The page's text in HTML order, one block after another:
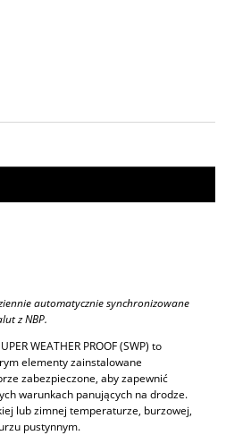
kosztów płatności
automatycznie synchronizowane
z NBP.
WEATHER PROOF (SWP) to
elementy zainstalowane
zabezpieczone, aby zapewnić
warunkach panujących na drodze.
lub zimnej temperaturze, burzowej,
pustynnym.